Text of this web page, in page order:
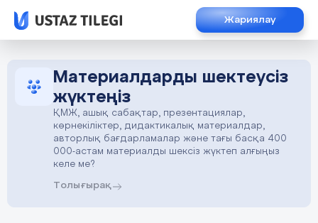
Жариялау
Материалдарды шектеусіз
жүктеңіз
ҚМЖ, ашық сабақтар, презентациялар,
көрнекіліктер, дидактикалық материалдар,
авторлық бағдарламалар және тағы басқа 400
000-астам материалды шексіз жүктеп алғыңыз
келе ме?
Толығырақ